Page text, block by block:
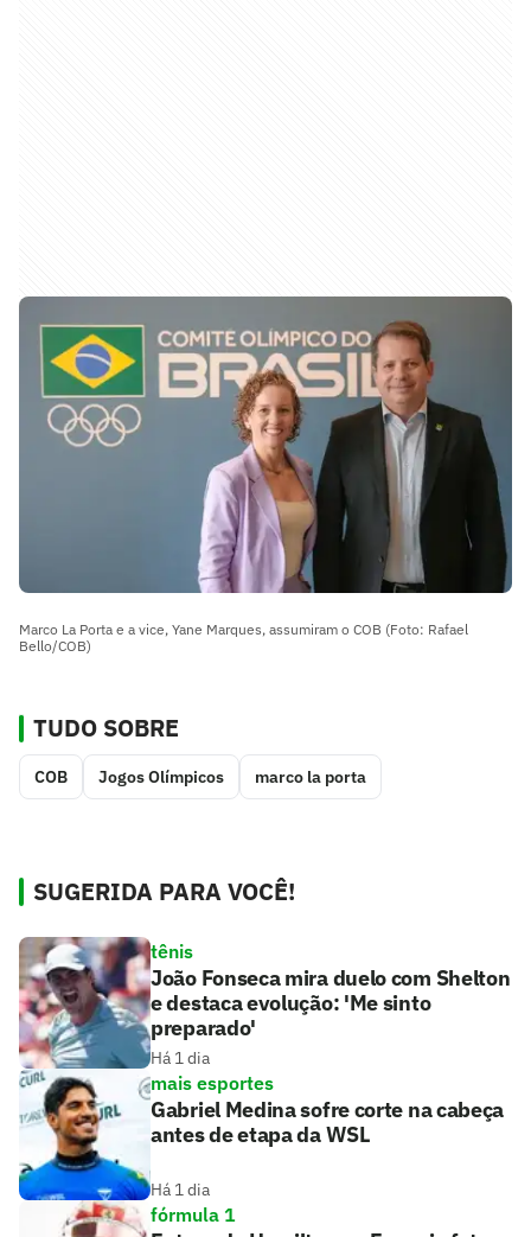
Marco La Porta e a vice, Yane Marques, assumiram o COB (Foto: Rafael
Bello/COB)
TUDO SOBRE
COB Jogos Olímpicos marco la porta
SUGERIDA PARA VOCÊ!
tênis
João Fonseca mira duelo com Shelton
e destaca evolução: 'Me sinto
preparado'
Há 1 dia
mais esportes
Gabriel Medina sofre corte na cabeça
antes de etapa da WSL
Há 1 dia
fórmula 1